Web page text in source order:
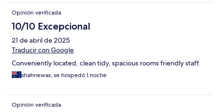
Opinión verificada
10/10 Excepcional
21 de abril de 2025
Traducir con Google
Conveniently located, clean tidy, spacious rooms friendly staff.
shahnewas, se hospedó 1 noche
Opinión verificada